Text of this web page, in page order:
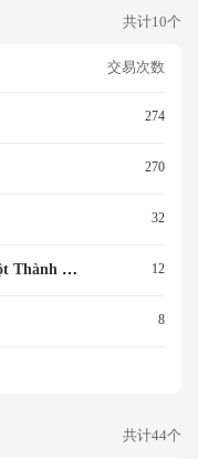
共计10个
交易次数
274
270
32
Công Ty Trách Nhiệm Hữu Hạn Một Thành Viên Dịch Vụ Mặt Đất Sân Bay Việt Nam 12
8
共计44个